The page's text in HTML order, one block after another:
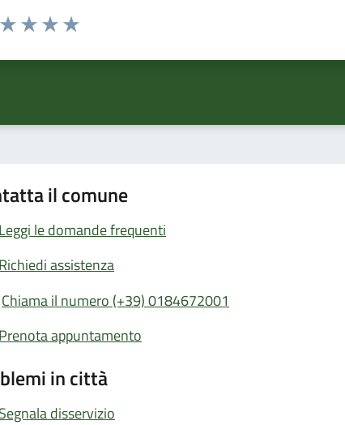
da 1 a 5 stelle la pagina
il comune
Leggi le domande frequenti
Richiedi assistenza
Chiama il numero (+39) 0184672001
Prenota appuntamento
in città
Segnala disservizio